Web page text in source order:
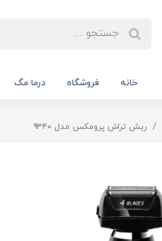
خانه فروشگاه درما مگ
ریش تراش پرومکس مدل ۹۳۴۰